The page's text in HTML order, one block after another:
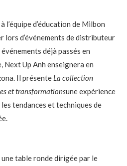
d’éducation de Milbon
lors d’événements de distributeur
déjà passés en
Next Up Anh enseignera en
Il présente La collection
et transformationsune expérience
tendances et techniques de
une table ronde dirigée par le